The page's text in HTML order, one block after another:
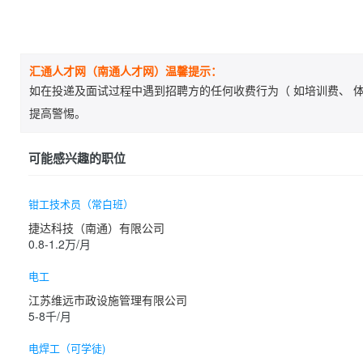
汇通人才网（南通人才网）温馨提示：
如在投递及面试过程中遇到招聘方的任何收费行为（ 如培训费、
提高警惕。
可能感兴趣的职位
钳工技术员（常白班）
捷达科技（南通）有限公司
0.8-1.2万/月
电工
江苏维远市政设施管理有限公司
5-8千/月
电焊工（可学徒)